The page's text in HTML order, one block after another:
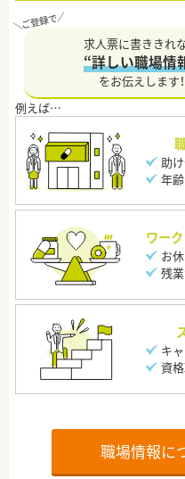
求人票に書ききれ
“詳しい職場情
をお伝えします！
助
年
ワー
お
残
キ
資
職場情報に